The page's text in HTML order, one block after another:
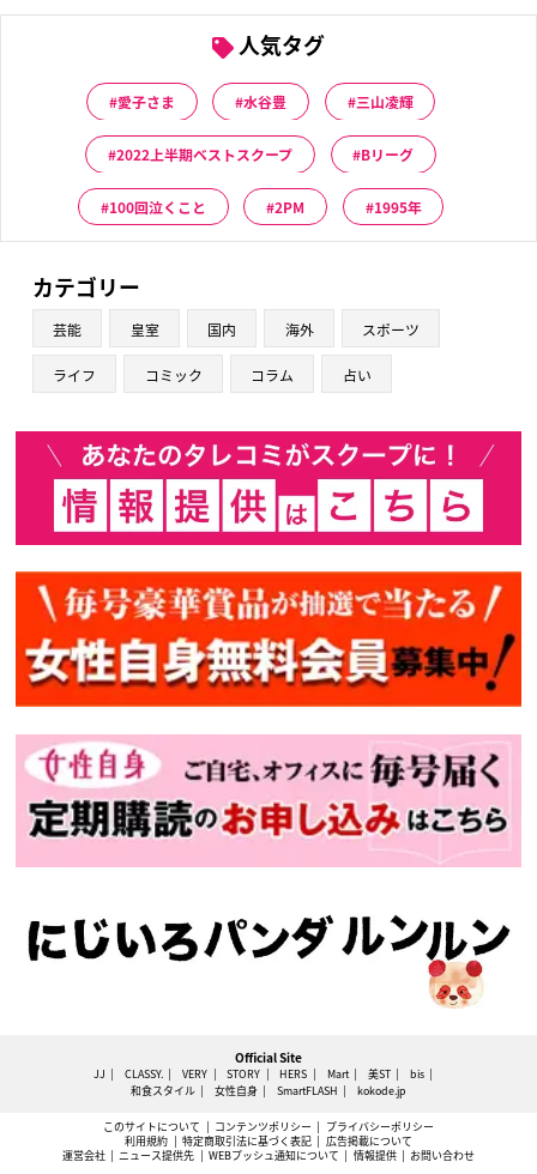
人気タグ
愛子さま 水谷豊 三山凌輝
2022上半期ベストスクープ Bリーグ
100回泣くこと 2PM 1995年
カテゴリー
芸能 皇室 国内 海外 スポーツ
ライフ コミック コラム 占い
Official Site
JJ CLASSY. VERY STORY HERS Mart 美ST
bis
和食スタイル
女性自身 SmartFLASH kokode.jp
このサイトについて コンテンツポリシー
プライバシーポリシー
利用規約
特定商取引法に基づく表記
広告掲載について
運営会社
ニュース提供先 WEBプッシュ通知について 情報提供 お問い合わせ